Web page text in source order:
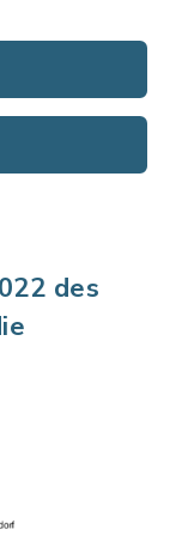
des